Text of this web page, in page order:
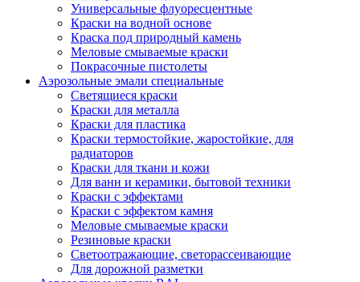
Универсальные флуоресцентные
Краски на водной основе
Краска под природный камень
Меловые смываемые краски
Покрасочные пистолеты
Аэрозольные эмали специальные
Светящиеся краски
Краски для металла
Краски для пластика
Краски термостойкие, жаростойкие, для
радиаторов
Краски для ткани и кожи
Для ванн и керамики, бытовой техники
Краски с эффектами
Краски с эффектом камня
Меловые смываемые краски
Резиновые краски
Светоотражающие, светорассеивающие
Для дорожной разметки